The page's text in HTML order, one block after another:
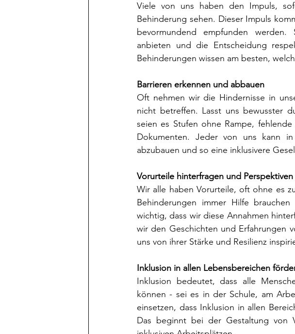
Viele von uns haben den Impuls,
Behinderung sehen. Dieser Impuls
bevormundend empfunden
anbieten und die Entscheidung
Behinderungen wissen am besten,
Barrieren erkennen und abbauen
Oft nehmen wir die Hindernisse in
nicht betreffen. Lasst uns bewusster
seien es Stufen ohne Rampe,
Dokumenten. Jeder von uns kann
abzubauen und so eine inklusivere
Vorurteile hinterfragen und
Wir alle haben Vorurteile, oft ohne es
Behinderungen immer Hilfe
wichtig, dass wir diese Annahmen
wir den Geschichten und Erfahrungen
uns von ihrer Stärke und Resilienz
Inklusion in allen Lebensbereichen
Inklusion bedeutet, dass alle
können - sei es in der Schule, am
einsetzen, dass Inklusion in allen
Das beginnt bei der Gestaltung von